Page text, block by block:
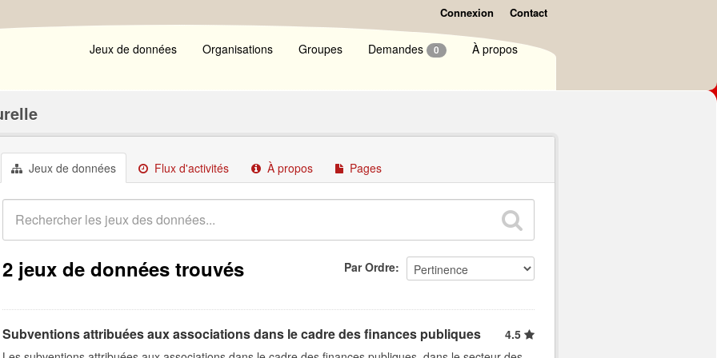
Connexion Contact
Jeux de données Organisations Groupes Demandes 0 À propos
Jeux de données Flux d'activités À propos Pages
Par Ordre
2 jeux de données trouvés
Subventions attribuées aux associations dans le cadre des finances publiques
4.5